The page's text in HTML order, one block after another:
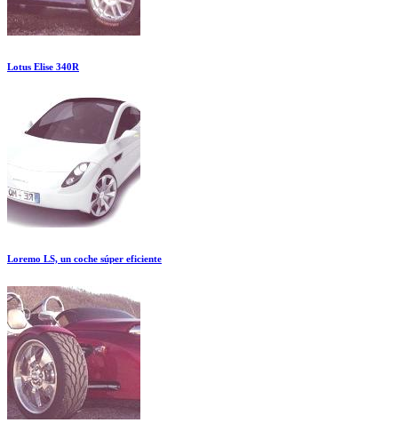
Lotus Elise 340R
Loremo LS, un coche súper eficiente